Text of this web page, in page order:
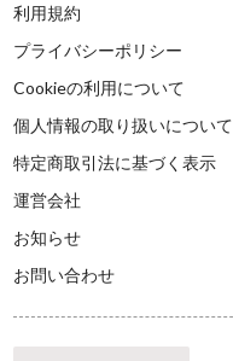
利用規約
プライバシーポリシー
Cookieの利用について
個人情報の取り扱いについて
特定商取引法に基づく表示
運営会社
お知らせ
お問い合わせ